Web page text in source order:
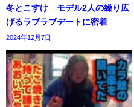
冬とこすけ モデル2人の繰り広
げるラブラブデートに密着
2024年12月7日